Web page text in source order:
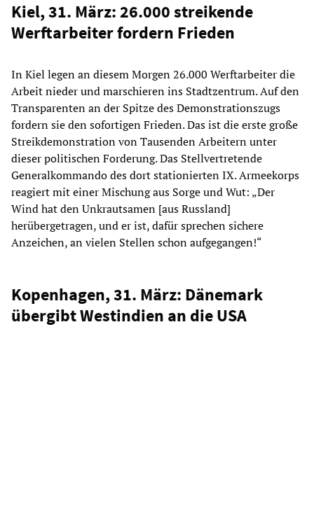
Kiel, 31. März: 26.000 streikende
Werftarbeiter fordern Frieden
In Kiel legen an diesem Morgen 26.000 Werftarbeiter die
Arbeit nieder und marschieren ins Stadtzentrum. Auf den
Transparenten an der Spitze des Demonstrationszugs
fordern sie den sofortigen Frieden. Das ist die erste große
Streikdemonstration von Tausenden Arbeitern unter
dieser politischen Forderung. Das Stellvertretende
Generalkommando des dort stationierten IX. Armeekorps
reagiert mit einer Mischung aus Sorge und Wut: „Der
Wind hat den Unkrautsamen [aus Russland]
herübergetragen, und er ist, dafür sprechen sichere
Anzeichen, an vielen Stellen schon aufgegangen!“
Kopenhagen, 31. März: Dänemark
übergibt Westindien an die USA